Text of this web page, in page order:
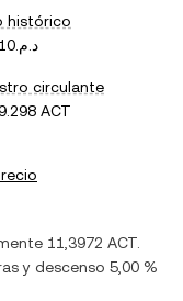
histórico
د.م.0,054710
circulante
ACT
11,3972 ACT
y descenso 5,00 %